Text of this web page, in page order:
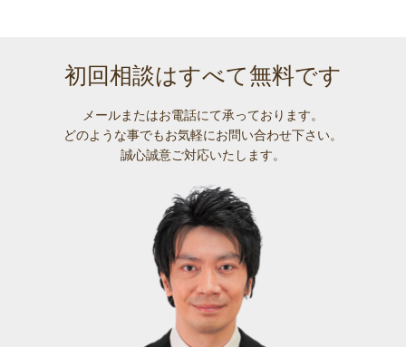
初回相談はすべて無料です
メールまたはお電話にて承っております。
どのような事でもお気軽にお問い合わせ下さい。
誠心誠意ご対応いたします。